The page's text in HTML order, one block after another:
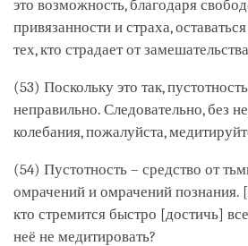
это возможность, благодаря
привязанности и страха,
тех, кто страдает от
(53) Поскольку это так,
неправильно. Следовательно, без
колебания, пожалуйста,
(54) Пустотность – средство от
омрачений и омрачений познания.
кто стремится быстро [достичь]
неё не медитировать?